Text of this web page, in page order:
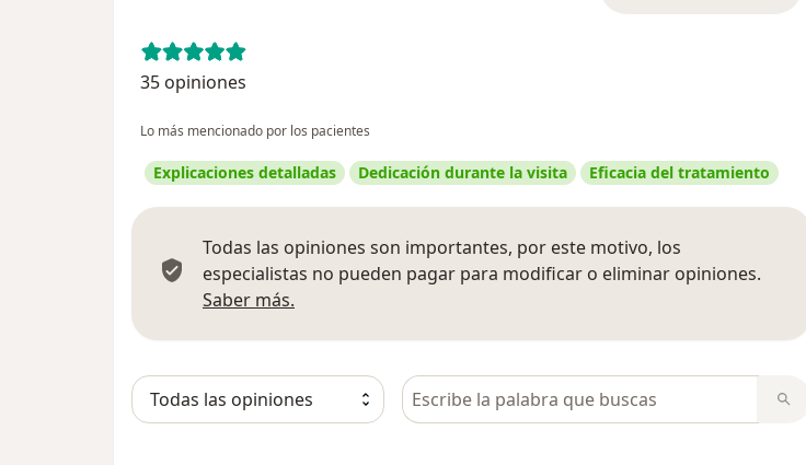
35 opiniones
Lo más mencionado por los pacientes
Explicaciones detalladas Dedicación durante la visita Eficacia del tratamiento
Todas las opiniones son importantes, por este motivo, los
especialistas no pueden pagar para modificar o eliminar opiniones.
Saber más.
Busca en opiniones